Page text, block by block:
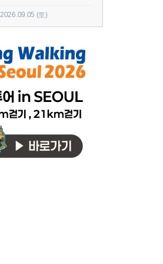
2026.09.05 (토)